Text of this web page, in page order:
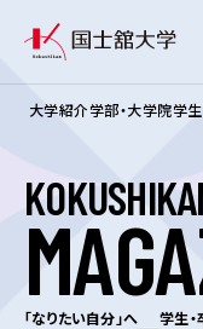
大学紹介学部・大学院学
KOKUSHIKA
MAGA
「なりたい自分」へ 学生